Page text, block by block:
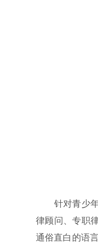
针对青少年
律顾问、专职
通俗直白的语